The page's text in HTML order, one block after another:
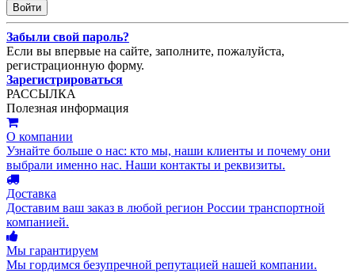
Забыли свой пароль?
Если вы впервые на сайте, заполните, пожалуйста,
регистрационную форму.
Зарегистрироваться
РАССЫЛКА
Полезная информация
О компании
Узнайте больше о нас: кто мы, наши клиенты и почему они
выбрали именно нас. Наши контакты и реквизиты.
Доставка
Доставим ваш заказ в любой регион России транспортной
компанией.
Мы гарантируем
Мы гордимся безупречной репутацией нашей компании.